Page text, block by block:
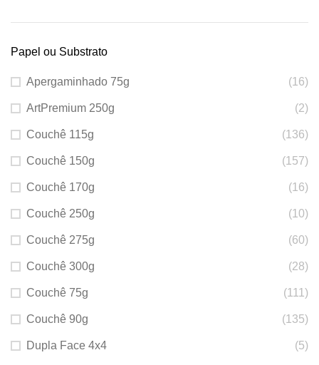
Papel ou Substrato
Apergaminhado 75g (16)
ArtPremium 250g (2)
Couchê 115g (136)
Couchê 150g (157)
Couchê 170g (16)
Couchê 250g (10)
Couchê 275g (60)
Couchê 300g (28)
Couchê 75g (111)
Couchê 90g (135)
Dupla Face 4x4 (5)